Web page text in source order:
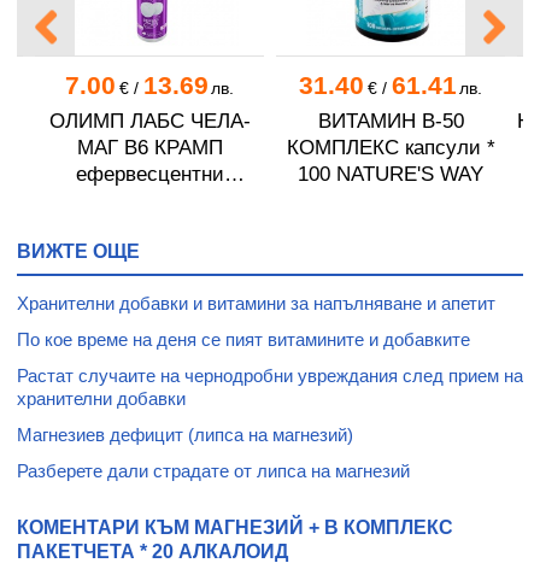
7.00 €/ 13.69 лв.
ОЛИМП ЛАБС ЧЕЛА-
МАГ B6 КРАМП
ефервесцентни
31.40 €/ 61.41лв.
ВИТАМИН B-50
КОМПЛЕКС капсули *
100 NATURE'S WAY
ВИЖТЕ ОЩЕ
Хранителни добавки и витамини за напълняване и апетит
По кое време на деня се пият витамините и добавките
Растат случаите на чернодробни увреждания след прием на
хранителни добавки
Магнезиев дефицит (липса на магнезий)
Разберете дали страдате от липса на магнезий
КОМЕНТАРИ КЪМ МАГНЕЗИЙ + B КОМПЛЕКС
ПАКЕТЧЕТА * 20 АЛКАЛОИД